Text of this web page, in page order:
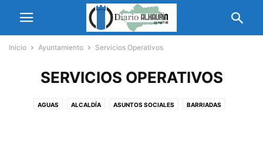
Inicio Ayuntamiento Servicios Operativos
SERVICIOS OPERATIVOS
AGUAS ALCALDÍA ASUNTOS SOCIALES BARRIADAS